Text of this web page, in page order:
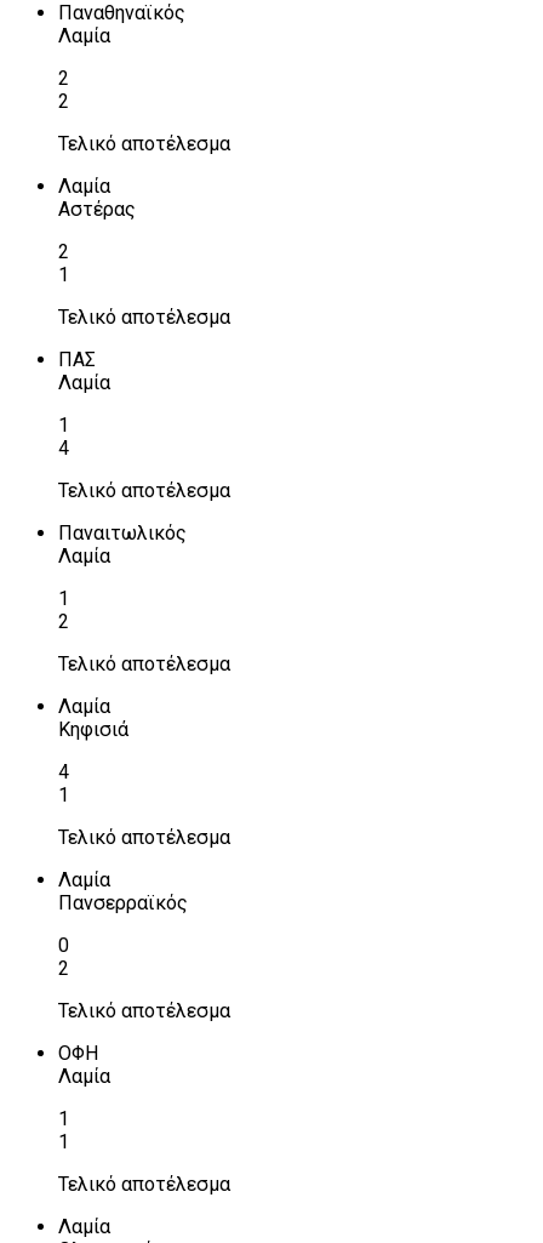
Παναθηναϊκός
Λαμία
2
2
Τελικό αποτέλεσμα
Λαμία
Αστέρας
2
1
Τελικό αποτέλεσμα
ΠΑΣ
Λαμία
1
4
Τελικό αποτέλεσμα
Παναιτωλικός
Λαμία
1
2
Τελικό αποτέλεσμα
Λαμία
Κηφισιά
4
1
Τελικό αποτέλεσμα
Λαμία
Πανσερραϊκός
0
2
Τελικό αποτέλεσμα
ΟΦΗ
Λαμία
1
1
Τελικό αποτέλεσμα
Λαμία